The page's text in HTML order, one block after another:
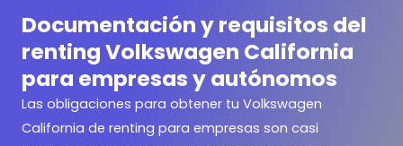
Documentación y requisitos del
renting Volkswagen California
para empresas y autónomos
Las obligaciones para obtener tu Volkswagen
California de renting para empresas son casi